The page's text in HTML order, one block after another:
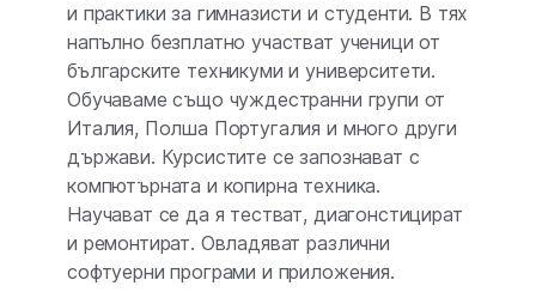
и практики за гимназисти и студенти. В тях
напълно безплатно участват ученици от
българските техникуми и университети.
Обучаваме също чуждестранни групи от
Италия, Полша Португалия и много други
държави. Курсистите се запознават с
компютърната и копирна техника.
Научават се да я тестват, диагонстицират
и ремонтират. Овладяват различни
софтуерни програми и приложения.